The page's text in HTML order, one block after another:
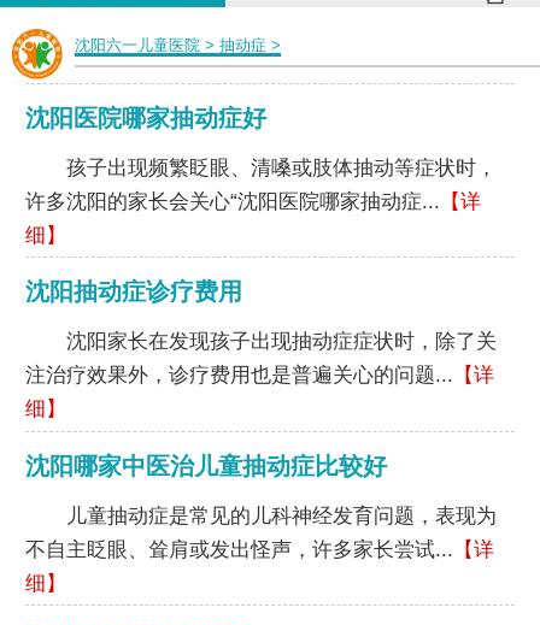
沈阳六一儿童医院> 抽动症 >
沈阳医院哪家抽动症好
孩子出现频繁眨眼、清嗓或肢体抽动等症状时，
许多沈阳的家长会关心“沈阳医院哪家抽动症... 【详
细】
沈阳抽动症诊疗费用
沈阳家长在发现孩子出现抽动症症状时，除了关
注治疗效果外，诊疗费用也是普遍关心的问题... 【详
细】
沈阳哪家中医治儿童抽动症比较好
儿童抽动症是常见的儿科神经发育问题，表现为
不自主眨眼、耸肩或发出怪声，许多家长尝试... 【详
细】